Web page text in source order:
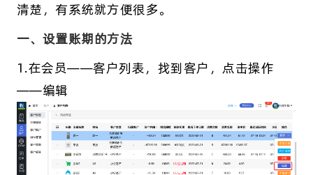
清楚，有系统就方便很多。
一、设置账期的方法
1.在会员——客户列表，找到客户，点击操作
——编辑